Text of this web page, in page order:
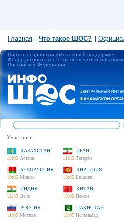
Главная Что такое ШОС?
Портал создан при финансовой поддержке
Федерального агентства по печати и
Российской Федерации
Участники:
КАЗАХСТАН
13:05 Астана
ИРАН
11:35 Тегеран
БЕЛОРУССИЯ
10:05 Минск
КИРГИЗИЯ
13:05 Бишкек
ИНДИЯ
12:35 Дели
КИТАЙ
15:05 Пекин
РОССИЯ
11:05 Москва
ПАКИСТАН
12:05 Исламабад